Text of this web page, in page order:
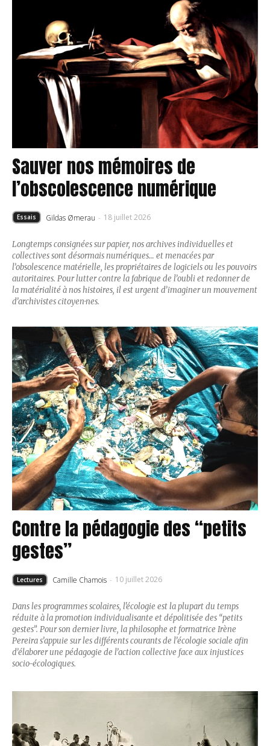
Sauver nos mémoires de
l’obscolescence numérique
Essais Gildas Ømerau - 18 juillet 2026
Longtemps consignées sur papier, nos archives individuelles et
collectives sont désormais numériques… et menacées par
l’obsolescence matérielle, les propriétaires de logiciels ou les pouvoirs
autoritaires. Pour lutter contre la fabrique de l’oubli et redonner de
la matérialité à nos histoires, il est urgent d’imaginer un mouvement
d’archivistes citoyen·nes.
Contre la pédagogie des “petits
gestes”
Lectures Camille Chamois - 10 juillet 2026
Dans les programmes scolaires, l'écologie est la plupart du temps
réduite à la promotion individualisante et dépolitisée des “petits
gestes”. Pour son dernier livre, la philosophe et formatrice Irène
Pereira s’appuie sur les différents courants de l’écologie sociale afin
d’élaborer une pédagogie de l’action collective face aux injustices
socio-écologiques.